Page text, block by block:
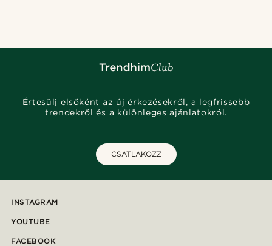
Értesülj elsőként az új érkezésekről, a legfrissebb
trendekről és a különleges ajánlatokról.
CSATLAKOZZ
INSTAGRAM
YOUTUBE
FACEBOOK